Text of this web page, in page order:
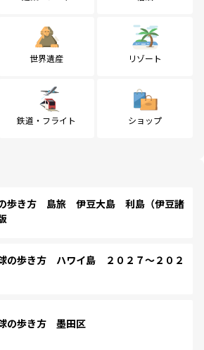
世界遺産 リゾート
鉄道・フライト ショップ
歩き方 島旅 伊豆大島 利島（伊豆諸
の歩き方 ハワイ島 ２０２７～２０２
の歩き方 墨田区